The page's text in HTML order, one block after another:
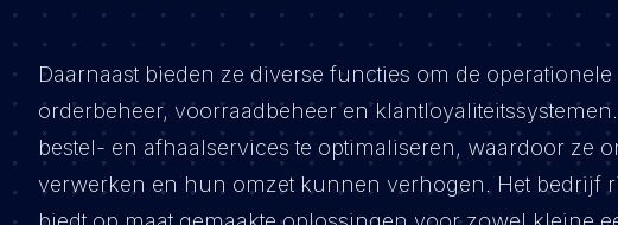
Daarnaast bieden ze diverse functies om de
orderbeheer, voorraadbeheer en
bestel- en afhaalservices te optimaliseren, waardoor ze
verwerken en hun omzet kunnen verhogen. Het bedrijf